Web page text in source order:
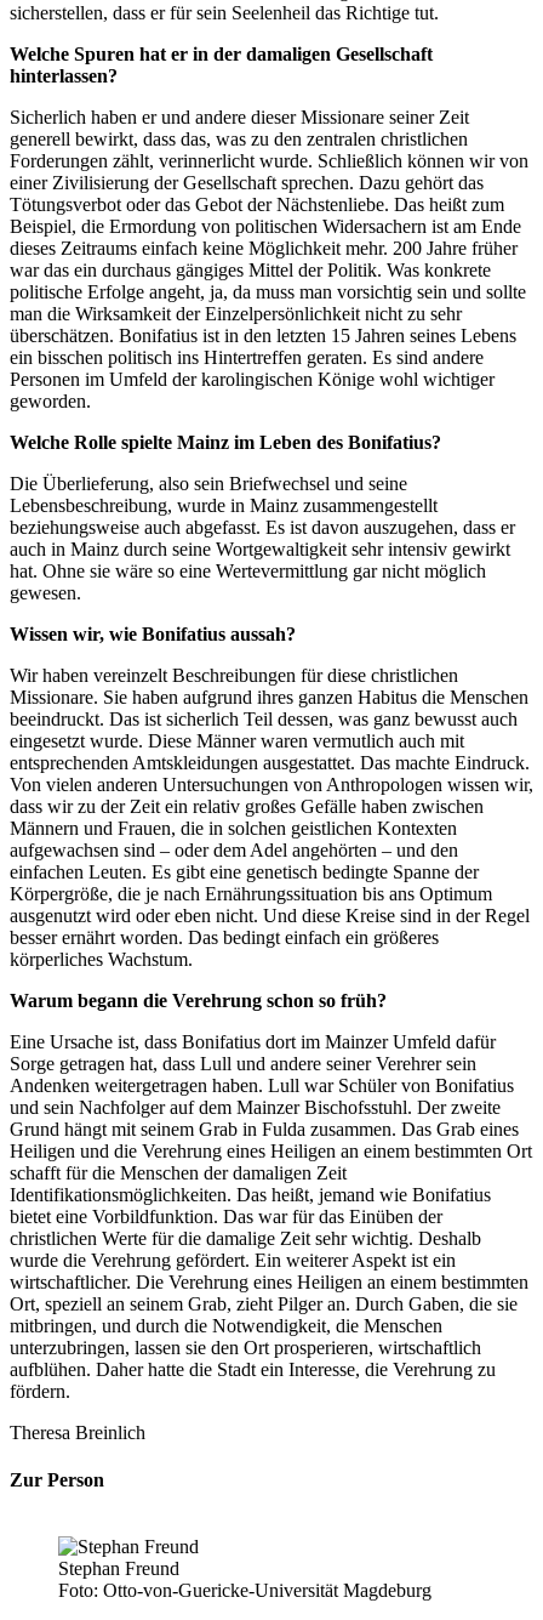
sicherstellen, dass er für sein Seelenheil das Richtige tut.
Welche Spuren hat er in der damaligen Gesellschaft
hinterlassen?
Sicherlich haben er und andere dieser Missionare seiner Zeit
generell bewirkt, dass das, was zu den zentralen christlichen
Forderungen zählt, verinnerlicht wurde. Schließlich können wir von
einer Zivilisierung der Gesellschaft sprechen. Dazu gehört das
Tötungsverbot oder das Gebot der Nächstenliebe. Das heißt zum
Beispiel, die Ermordung von politischen Widersachern ist am Ende
dieses Zeitraums einfach keine Möglichkeit mehr. 200 Jahre früher
war das ein durchaus gängiges Mittel der Politik. Was konkrete
politische Erfolge angeht, ja, da muss man vorsichtig sein und sollte
man die Wirksamkeit der Einzelpersönlichkeit nicht zu sehr
überschätzen. Bonifatius ist in den letzten 15 Jahren seines Lebens
ein bisschen politisch ins Hintertreffen geraten. Es sind andere
Personen im Umfeld der karolingischen Könige wohl wichtiger
geworden.
Welche Rolle spielte Mainz im Leben des Bonifatius?
Die Überlieferung, also sein Briefwechsel und seine
Lebensbeschreibung, wurde in Mainz zusammengestellt
beziehungsweise auch abgefasst. Es ist davon auszugehen, dass er
auch in Mainz durch seine Wortgewaltigkeit sehr intensiv gewirkt
hat. Ohne sie wäre so eine Wertevermittlung gar nicht möglich
gewesen.
Wissen wir, wie Bonifatius aussah?
Wir haben vereinzelt Beschreibungen für diese christlichen
Missionare. Sie haben aufgrund ihres ganzen Habitus die Menschen
beeindruckt. Das ist sicherlich Teil dessen, was ganz bewusst auch
eingesetzt wurde. Diese Männer waren vermutlich auch mit
entsprechenden Amtskleidungen ausgestattet. Das machte Eindruck.
Von vielen anderen Untersuchungen von Anthropologen wissen wir,
dass wir zu der Zeit ein relativ großes Gefälle haben zwischen
Männern und Frauen, die in solchen geistlichen Kontexten
aufgewachsen sind – oder dem Adel angehörten – und den
einfachen Leuten. Es gibt eine genetisch bedingte Spanne der
Körpergröße, die je nach Ernährungssituation bis ans Optimum
ausgenutzt wird oder eben nicht. Und diese Kreise sind in der Regel
besser ernährt worden. Das bedingt einfach ein größeres
körperliches Wachstum.
Warum begann die Verehrung schon so früh?
Eine Ursache ist, dass Bonifatius dort im Mainzer Umfeld dafür
Sorge getragen hat, dass Lull und andere seiner Verehrer sein
Andenken weitergetragen haben. Lull war Schüler von Bonifatius
und sein Nachfolger auf dem Mainzer Bischofsstuhl. Der zweite
Grund hängt mit seinem Grab in Fulda zusammen. Das Grab eines
Heiligen und die Verehrung eines Heiligen an einem bestimmten Ort
schafft für die Menschen der damaligen Zeit
Identifikationsmöglichkeiten. Das heißt, jemand wie Bonifatius
bietet eine Vorbildfunktion. Das war für das Einüben der
christlichen Werte für die damalige Zeit sehr wichtig. Deshalb
wurde die Verehrung gefördert. Ein weiterer Aspekt ist ein
wirtschaftlicher. Die Verehrung eines Heiligen an einem bestimmten
Ort, speziell an seinem Grab, zieht Pilger an. Durch Gaben, die sie
mitbringen, und durch die Notwendigkeit, die Menschen
unterzubringen, lassen sie den Ort prosperieren, wirtschaftlich
aufblühen. Daher hatte die Stadt ein Interesse, die Verehrung zu
fördern.
Theresa Breinlich
Zur Person
Stephan Freund
Foto: Otto-von-Guericke-Universität Magdeburg